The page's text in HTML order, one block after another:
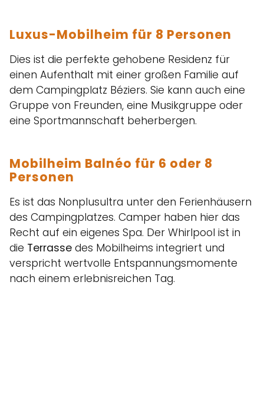
Luxus-Mobilheim für 8 Personen
Dies ist die perfekte gehobene Residenz für
einen Aufenthalt mit einer großen Familie auf
dem Campingplatz Béziers. Sie kann auch eine
Gruppe von Freunden, eine Musikgruppe oder
eine Sportmannschaft beherbergen.
Mobilheim Balnéo für 6 oder 8
Personen
Es ist das Nonplusultra unter den Ferienhäusern
des Campingplatzes. Camper haben hier das
Recht auf ein eigenes Spa. Der Whirlpool ist in
die Terrasse des Mobilheims integriert und
verspricht wertvolle Entspannungsmomente
nach einem erlebnisreichen Tag.